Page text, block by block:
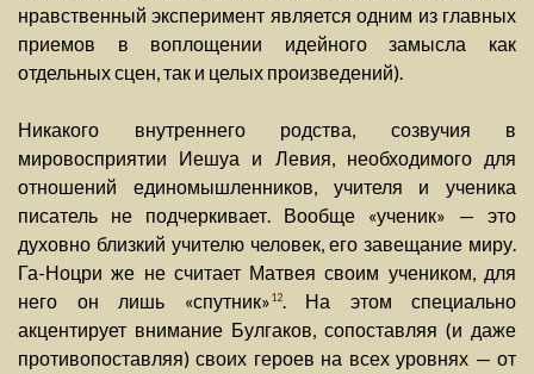
нравственный эксперимент является одним из главных
приемов в воплощении идейного замысла как
отдельных сцен, так и целых произведений).
Никакого внутреннего родства, созвучия в
мировосприятии Иешуа и Левия, необходимого для
отношений единомышленников, учителя и ученика
писатель не подчеркивает. Вообще «ученик» — это
духовно близкий учителю человек, его завещание миру.
Га-Ноцри же не считает Матвея своим учеником, для
него он лишь «спутник»12. На этом специально
акцентирует внимание Булгаков, сопоставляя (и даже
противопоставляя) своих героев на всех уровнях — от